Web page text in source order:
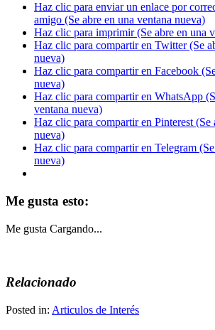
Haz clic para enviar un enlace por
amigo (Se abre en una ventana nueva)
Haz clic para imprimir (Se abre en una
Haz clic para compartir en Twitter (Se
nueva)
Haz clic para compartir en Facebook
nueva)
Haz clic para compartir en WhatsApp
ventana nueva)
Haz clic para compartir en Pinterest (Se
nueva)
Haz clic para compartir en Telegram
nueva)
Me gusta esto:
Me gusta Cargando...
Relacionado
Posted in: Articulos de Interés